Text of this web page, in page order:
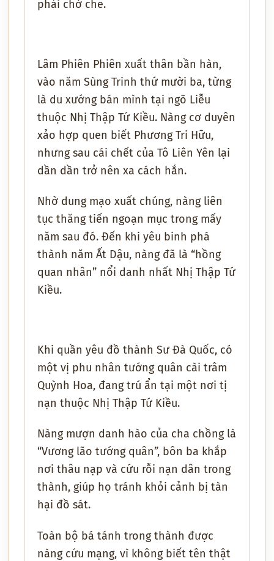
phải chở che.
Lâm Phiên Phiên xuất thân bần hàn,
vào năm Sùng Trinh thứ mười ba, từng
là du xướng bán mình tại ngõ Liễu
thuộc Nhị Thập Tứ Kiều. Nàng cơ duyên
xảo hợp quen biết Phương Tri Hữu,
nhưng sau cái chết của Tô Liên Yên lại
dần dần trở nên xa cách hắn.
Nhờ dung mạo xuất chúng, nàng liên
tục thăng tiến ngoạn mục trong mấy
năm sau đó. Đến khi yêu binh phá
thành năm Ất Dậu, nàng đã là “hồng
quan nhân” nổi danh nhất Nhị Thập Tứ
Kiều.
Khi quần yêu đồ thành Sư Đà Quốc, có
một vị phu nhân tướng quân cài trâm
Quỳnh Hoa, đang trú ẩn tại một nơi tị
nạn thuộc Nhị Thập Tứ Kiều.
Nàng mượn danh hào của cha chồng là
“Vương lão tướng quân”, bôn ba khắp
nơi thâu nạp và cứu rỗi nạn dân trong
thành, giúp họ tránh khỏi cảnh bị tàn
hại đồ sát.
Toàn bộ bá tánh trong thành được
nàng cứu mạng, vì không biết tên thật